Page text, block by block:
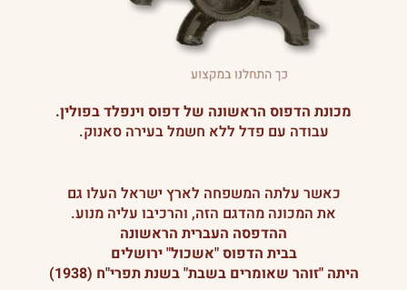
מכונת הדפוס הראשונה של דפוס וינפלד בפולין.
עבודה עם פדל ללא חשמל בעירה סאנוק.
כאשר עלתה המשפחה לארץ ישראל העלו גם
את המכונה מהדגם הזה, והרכיבו עליה מנוע.
ההדפסה העברית הראשונה
בבית הדפוס "אשכול" ירושלים
היתה "זוהר שאומרים בשבת" בשנת תפרי"ח (1938)